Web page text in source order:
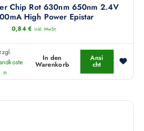
Chip Rot 630nm 650nm 2.4V
High Power Epistar
0,84 € inkl. MwSt.
n
In den
Warenkorb
Ansi
cht